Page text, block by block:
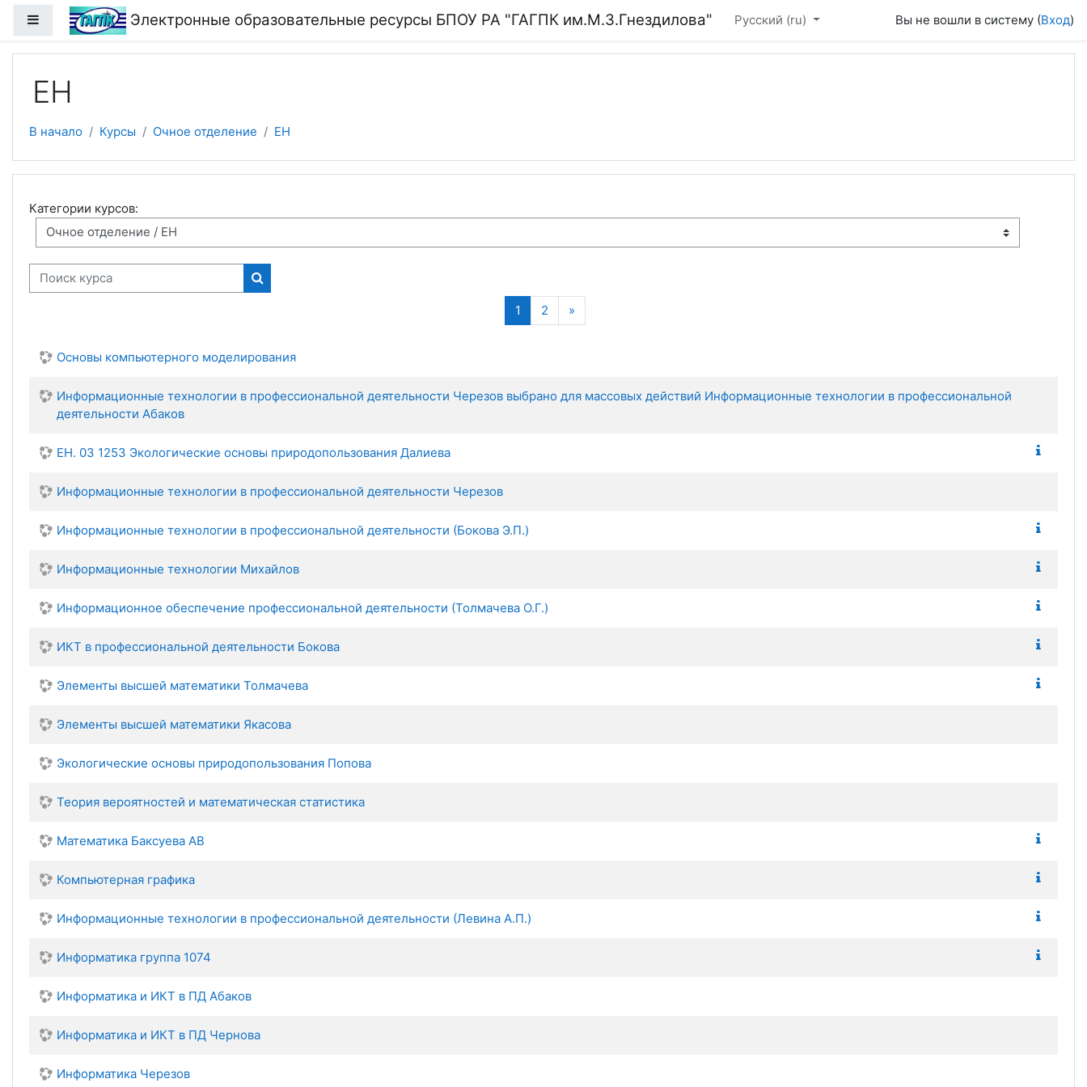
Перейти к основному содержанию
Боковая панельЭлектронные образовательные ресурсы БПОУ РА "ГАГПК им.М.З.Гнездилова" Русский ‎(ru)‎ Вы не вошли в систему (Вход)
ЕН
В начало Курсы Очное отделение ЕН
Категории курсов:
Поиск курса
Поиск курса
1 (текущая)
2 »Следующая страница
Основы компьютерного моделирования
Информационные технологии в профессиональной деятельности Черезов выбрано для массовых действий Информационные технологии в профессиональной
деятельности Абаков
ЕН. 03 1253 Экологические основы природопользования Далиева
Информационные технологии в профессиональной деятельности Черезов
Информационные технологии в профессиональной деятельности (Бокова Э.П.)
Информационные технологии Михайлов
Информационное обеспечение профессиональной деятельности (Толмачева О.Г.)
ИКТ в профессиональной деятельности Бокова
Элементы высшей математики Толмачева
Элементы высшей математики Якасова
Экологические основы природопользования Попова
Теория вероятностей и математическая статистика
Математика Баксуева АВ
Компьютерная графика
Информационные технологии в профессиональной деятельности (Левина А.П.)
Информатика группа 1074
Информатика и ИКТ в ПД Абаков
Информатика и ИКТ в ПД Чернова
Информатика Черезов